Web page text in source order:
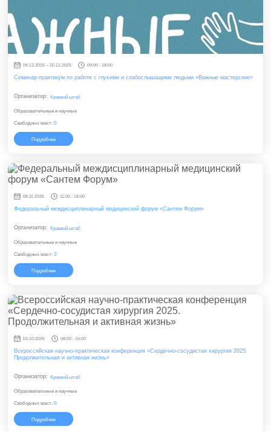
09.12.2025 – 10.12.2025 09:00 - 18:00
Семинар-практикум по работе с глухими и слабослышащими людьми «Важные мастерские»
Организатор: Краевой штаб
Образовательные и научные
Свободных мест: 0
Подробнее
08.11.2025 11:00 - 18:00
Федеральный междисциплинарный медицинский форум «Сантем Форум»
Организатор: Краевой штаб
Образовательные и научные
Свободных мест: 3
Подробнее
03.10.2025 08:00 - 16:00
Всероссийская научно-практическая конференция «Сердечно-сосудистая хирургия 2025.
Продолжительная и активная жизнь»
Организатор: Краевой штаб
Образовательные и научные
Свободных мест: 0
Подробнее